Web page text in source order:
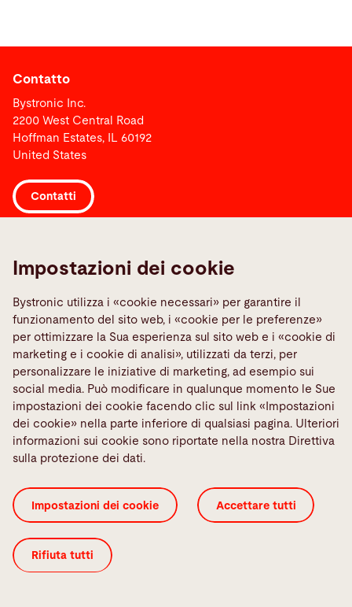
Contatto
Bystronic Inc.
2200 West Central Road
Hoffman Estates, IL 60192
United States
Contatti
Contatta il service
Media Center
Quality policies
Social Media
Certificati ISO Condizioni generali di vendita
Impostazioni dei cookie Informativa sulla privacy
Informazioni legali
© 2026 Bystronic Group
Impostazioni dei cookie
Bystronic utilizza i «cookie necessari» per garantire il
funzionamento del sito web, i «cookie per le preferenze»
per ottimizzare la Sua esperienza sul sito web e i «cookie di
marketing e i cookie di analisi», utilizzati da terzi, per
personalizzare le iniziative di marketing, ad esempio sui
social media. Può modificare in qualunque momento le Sue
impostazioni dei cookie facendo clic sul link «Impostazioni
dei cookie» nella parte inferiore di qualsiasi pagina. Ulteriori
informazioni sui cookie sono riportate nella nostra Direttiva
sulla protezione dei dati.
Impostazioni dei cookie Accettare tutti
Rifiuta tutti